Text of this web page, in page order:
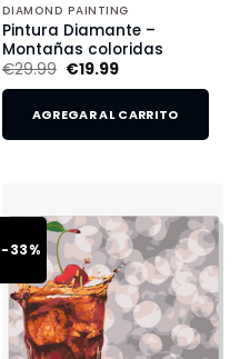
DIAMOND PAINTING
Pintura Diamante –
Montañas coloridas
€29.99 €19.99
AGREGAR AL CARRITO
-33%